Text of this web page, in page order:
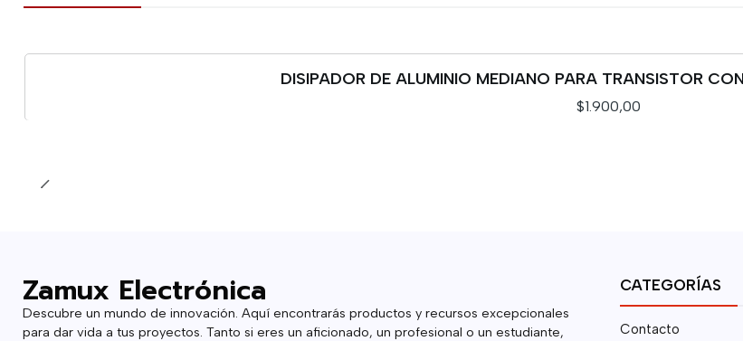
DISIPADOR DE ALUMINIO MEDIANO PARA TRANSISTOR
$1.900,00
Zamux Electrónica
Descubre un mundo de innovación. Aquí encontrarás productos y recursos excepcionales
para dar vida a tus proyectos. Tanto si eres un aficionado, un profesional o un estudiante,
CATEGORÍAS
Contacto